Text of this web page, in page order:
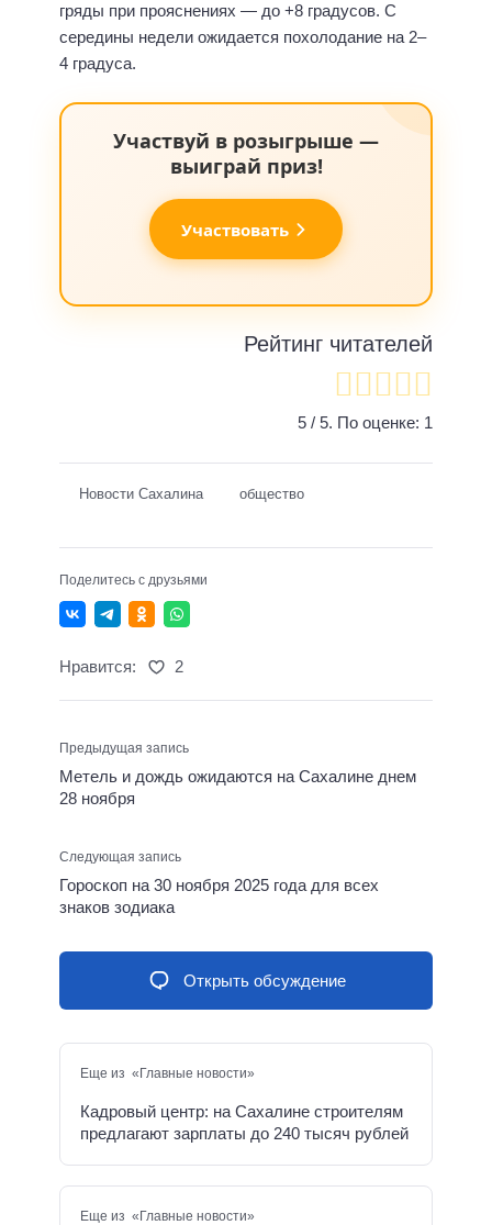
гряды при прояснениях — до +8 градусов. С
середины недели ожидается похолодание на 2–
4 градуса.
Участвуй в розыгрыше —
выиграй приз!
Участвовать
Рейтинг читателей
5 / 5. По оценке: 1
Новости Сахалина общество
Поделитесь с друзьями
Нравится: 2
Предыдущая запись
Метель и дождь ожидаются на Сахалине днем
28 ноября
Следующая запись
Гороскоп на 30 ноября 2025 года для всех
знаков зодиака
Открыть обсуждение
Еще из «Главные новости»
Кадровый центр: на Сахалине строителям
предлагают зарплаты до 240 тысяч рублей
Еще из «Главные новости»